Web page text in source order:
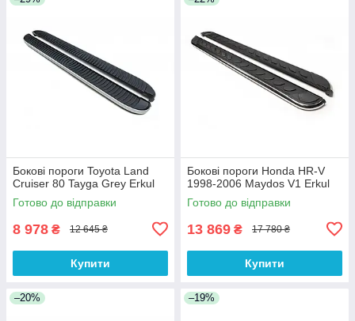
Бокові пороги Toyota Land
Cruiser 80 Tayga Grey Erkul
Готово до відправки
8 978 ₴ 12 645 ₴
Купити
Бокові пороги Honda HR-V
1998-2006 Maydos V1 Erkul
Готово до відправки
13 869 ₴ 17 780 ₴
Купити
–20% –19%